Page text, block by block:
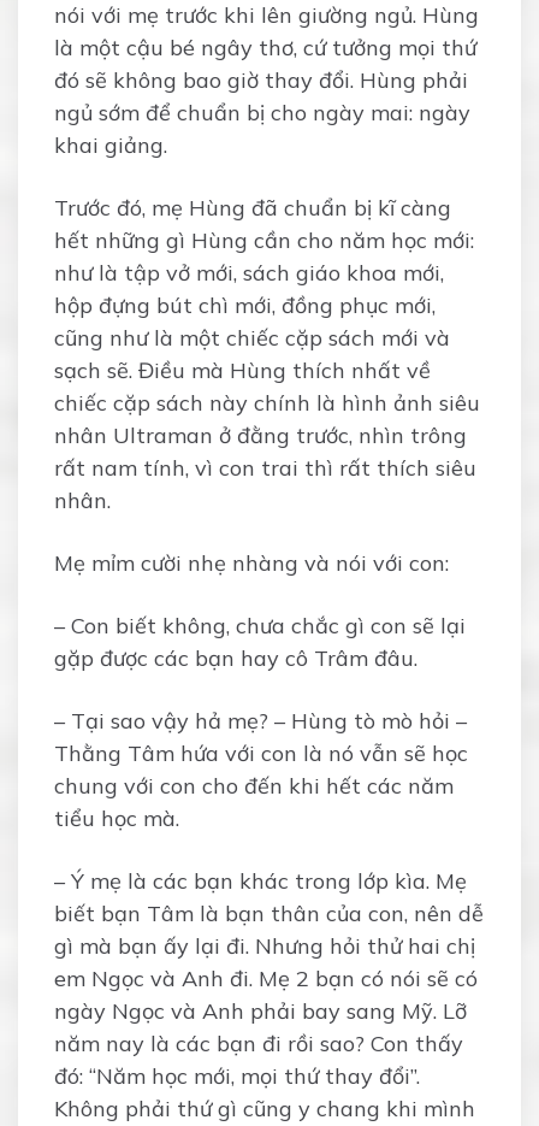
nói với mẹ trước khi lên giường ngủ. Hùng
là một cậu bé ngây thơ, cứ tưởng mọi thứ
đó sẽ không bao giờ thay đổi. Hùng phải
ngủ sớm để chuẩn bị cho ngày mai: ngày
khai giảng.
Trước đó, mẹ Hùng đã chuẩn bị kĩ càng
hết những gì Hùng cần cho năm học mới:
như là tập vở mới, sách giáo khoa mới,
hộp đựng bút chì mới, đồng phục mới,
cũng như là một chiếc cặp sách mới và
sạch sẽ. Điều mà Hùng thích nhất về
chiếc cặp sách này chính là hình ảnh siêu
nhân Ultraman ở đằng trước, nhìn trông
rất nam tính, vì con trai thì rất thích siêu
nhân.
Mẹ mỉm cười nhẹ nhàng và nói với con:
– Con biết không, chưa chắc gì con sẽ lại
gặp được các bạn hay cô Trâm đâu.
– Tại sao vậy hả mẹ? – Hùng tò mò hỏi –
Thằng Tâm hứa với con là nó vẫn sẽ học
chung với con cho đến khi hết các năm
tiểu học mà.
– Ý mẹ là các bạn khác trong lớp kìa. Mẹ
biết bạn Tâm là bạn thân của con, nên dễ
gì mà bạn ấy lại đi. Nhưng hỏi thử hai chị
em Ngọc và Anh đi. Mẹ 2 bạn có nói sẽ có
ngày Ngọc và Anh phải bay sang Mỹ. Lỡ
năm nay là các bạn đi rồi sao? Con thấy
đó: “Năm học mới, mọi thứ thay đổi”.
Không phải thứ gì cũng y chang khi mình